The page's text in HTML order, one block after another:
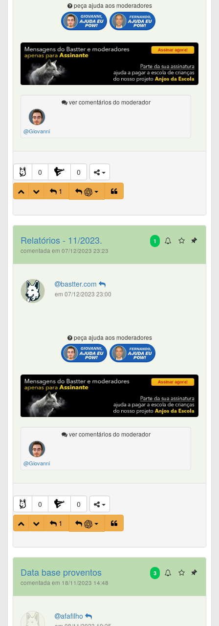
peça ajuda aos moderadores
ver comentários do moderador
@Giovanni
0
0
1
1
Relatórios - 11/2023.
comentada em 07/12/2023 23:23
bastter.com
em 07/12/2023 23:00
peça ajuda aos moderadores
ver comentários do moderador
@Giovanni
0
0
1
3
Data base proventos
comentada em 18/11/2023 14:48
afafilho